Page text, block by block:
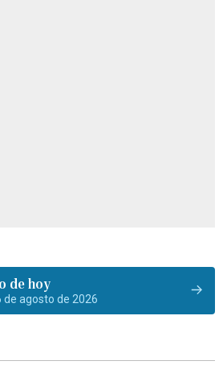
de hoy
de agosto de 2026